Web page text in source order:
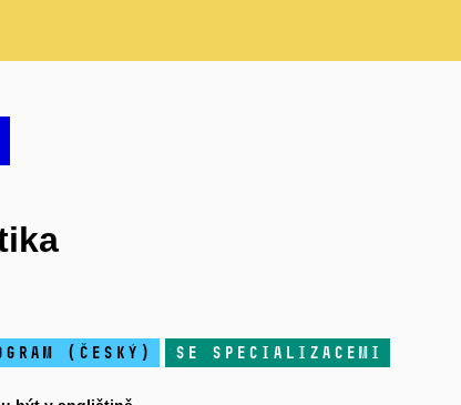
(český) se specializacemi